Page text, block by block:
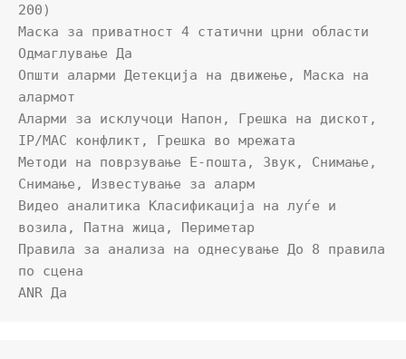
200)
Маска за приватност 4 статични црни области
Одмаглување Да
Општи аларми Детекција на движење, Маска на
алармот
Аларми за исклучоци Напон, Грешка на дискот,
IP/MAC конфликт, Грешка во мрежата
Методи на поврзување Е-пошта, Звук, Снимање,
Снимање, Известување за аларм
Видео аналитика Класификација на луѓе и
возила, Патна жица, Периметар
Правила за анализа на однесување До 8 правила
по сцена